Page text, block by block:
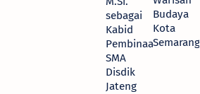
sebagai
Kabid
Pembinaan
SMA
Disdik
Jateng
Budaya
Kota
Semarang